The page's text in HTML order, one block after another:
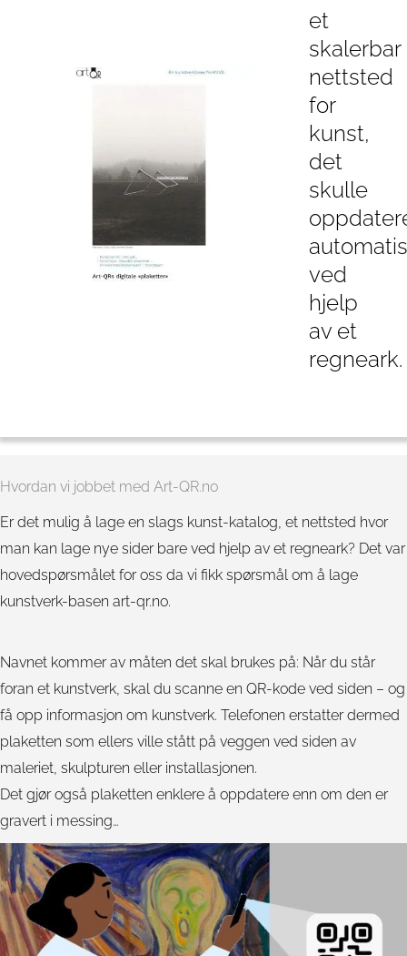
et
skalerbar
nettsted
for
kunst,
det
skulle
ved
hjelp
av et
regneark.
Hvordan vi jobbet med Art-QR.no
Er det mulig å lage en slags kunst-katalog, et nettsted hvor
man kan lage nye sider bare ved hjelp av et regneark? Det var
hovedspørsmålet for oss da vi fikk spørsmål om å lage
kunstverk-basen art-qr.no.
Navnet kommer av måten det skal brukes på: Når du står
foran et kunstverk, skal du scanne en QR-kode ved siden – og
få opp informasjon om kunstverk. Telefonen erstatter dermed
plaketten som ellers ville stått på veggen ved siden av
maleriet, skulpturen eller installasjonen.
Det gjør også plaketten enklere å oppdatere enn om den er
gravert i messing…